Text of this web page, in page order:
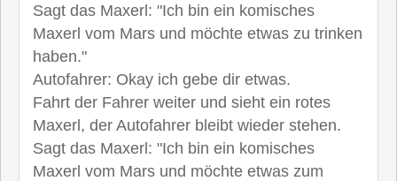
Sagt das Maxerl: "Ich bin ein komisches
Maxerl vom Mars und möchte etwas zu trinken
haben."
Autofahrer: Okay ich gebe dir etwas.
Fahrt der Fahrer weiter und sieht ein rotes
Maxerl, der Autofahrer bleibt wieder stehen.
Sagt das Maxerl: "Ich bin ein komisches
Maxerl vom Mars und möchte etwas zum